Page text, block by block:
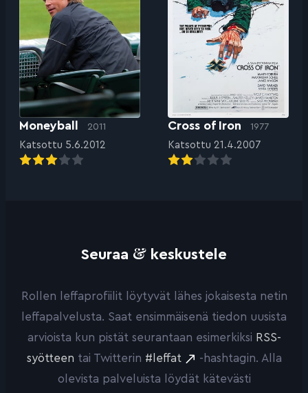
Moneyball 2011
Katsottu 5.6.2012
Cross of Iron 1977
Katsottu 21.4.2007
Seuraa & keskustele
Rollen leffaprofiilit löytyvät lähes jokaisesta netin
leffapalvelusta. Saat ensimmäisenä tiedon uusista
arvioista kun pistät seurantaan esimerkiksi RSS-
syötteen tai Twitterin #leffat
-hashtagin. Alla
olevista palveluista löydät kätevästi